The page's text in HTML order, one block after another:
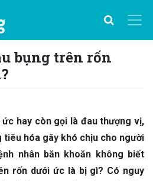
bụng trên rốn
hay còn gọi là đau thượng vị,
tiêu hóa gây khó chịu cho người
nhân băn khoăn không biết
rốn dưới ức là bị gì? Có nguy